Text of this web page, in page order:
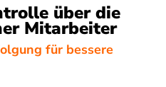
über die
Mitarbeiter
für bessere